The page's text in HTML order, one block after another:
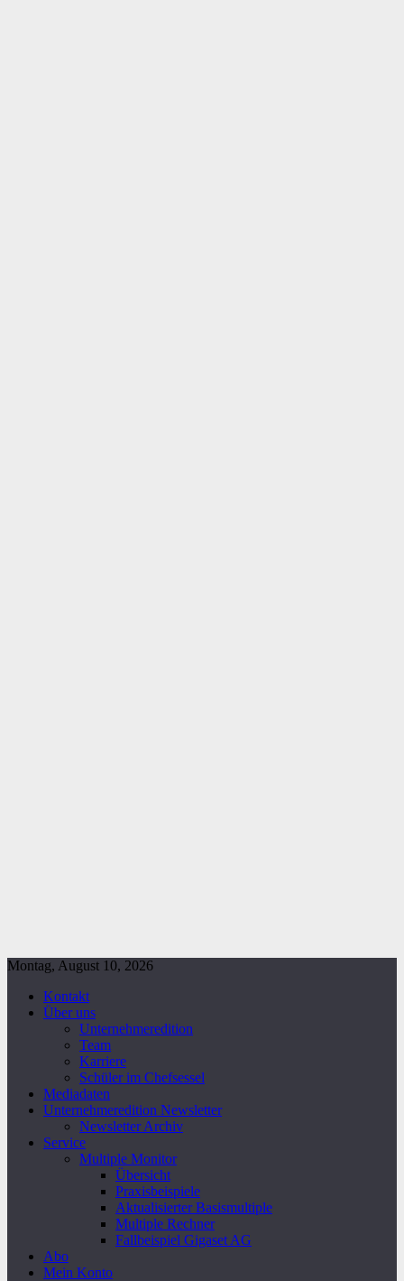
Montag, August 10, 2026
Kontakt
Über uns
Unternehmeredition
Team
Karriere
Schüler im Chefsessel
Mediadaten
Unternehmeredition Newsletter
Newsletter Archiv
Service
Multiple Monitor
Übersicht
Praxisbeispiele
Aktualisierter Basismultiple
Multiple Rechner
Fallbeispiel Gigaset AG
Abo
Mein Konto